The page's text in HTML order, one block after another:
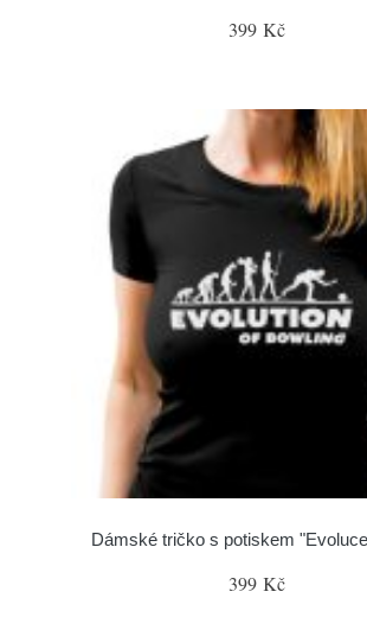
399 Kč
Dámské tričko s potiskem
399 Kč